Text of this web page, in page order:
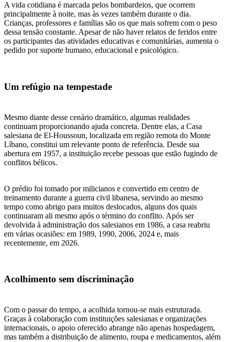
A vida cotidiana é marcada pelos bombardeios, que ocorrem
principalmente à noite, mas às vezes também durante o dia.
Crianças, professores e famílias são os que mais sofrem com o peso
dessa tensão constante. Apesar de não haver relatos de feridos entre
os participantes das atividades educativas e comunitárias, aumenta o
pedido por suporte humano, educacional e psicológico.
Um refúgio na tempestade
Mesmo diante desse cenário dramático, algumas realidades
continuam proporcionando ajuda concreta. Dentre elas, a Casa
salesiana de El-Houssoun, localizada em região remota do Monte
Líbano, constitui um relevante ponto de referência. Desde sua
abertura em 1957, a instituição recebe pessoas que estão fugindo de
conflitos bélicos.
O prédio foi tomado por milicianos e convertido em centro de
treinamento durante a guerra civil libanesa, servindo ao mesmo
tempo como abrigo para muitos deslocados, alguns dos quais
continuaram ali mesmo após o término do conflito. Após ser
devolvida à administração dos salesianos em 1986, a casa reabriu
em várias ocasiões: em 1989, 1990, 2006, 2024 e, mais
recentemente, em 2026.
Acolhimento sem discriminação
Com o passar do tempo, a acolhida tornou-se mais estruturada.
Graças à colaboração com instituições salesianas e organizações
internacionais, o apoio oferecido abrange não apenas hospedagem,
mas também a distribuição de alimento, roupa e medicamentos, além